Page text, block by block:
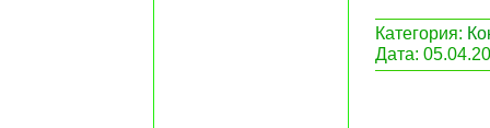
Категория:
Дата: